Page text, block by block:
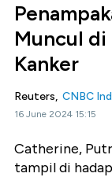
Muncul
Kanker
Reuters, CNBC
16 June 2024 15:15
Catherine,
tampil di